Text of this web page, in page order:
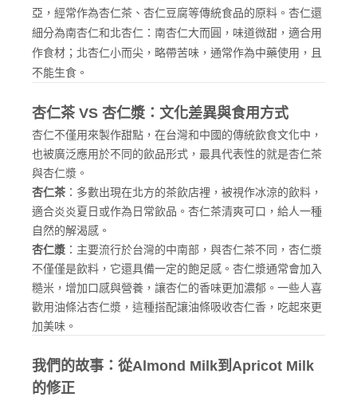
亞，經常作為杏仁茶、杏仁豆腐等傳統食品的原料。杏仁還
細分為南杏仁和北杏仁：南杏仁大而圓，味道微甜，適合用
作食材；北杏仁小而尖，略帶苦味，通常作為中藥使用，且
不能生食。
杏仁茶 VS 杏仁漿：文化差異與食用方式
杏仁不僅用來製作甜點，在台灣和中國的傳統飲食文化中，
也被廣泛應用於不同的飲品形式，最具代表性的就是杏仁茶
與杏仁漿。
杏仁茶 ：多數出現在北方的茶飲店裡，被視作冰涼的飲料，
適合炎炎夏日或作為日常飲品。杏仁茶清爽可口，給人一種
自然的解渴感。
杏仁漿 ：主要流行於台灣的中南部，與杏仁茶不同，杏仁漿
不僅僅是飲料，它還具備一定的飽足感。杏仁漿通常會加入
糙米，增加口感與營養，讓杏仁的香味更加濃郁。一些人喜
歡用油條沾杏仁漿，這種搭配讓油條吸收杏仁香，吃起來更
加美味。
我們的故事：從Almond Milk到Apricot Milk
的修正